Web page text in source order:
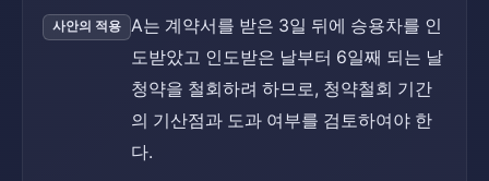
사안의 적용
A는 계약서를 받은 3일 뒤에 승용차를 인
도받았고 인도받은 날부터 6일째 되는 날
청약을 철회하려 하므로, 청약철회 기간
의 기산점과 도과 여부를 검토하여야 한
다.